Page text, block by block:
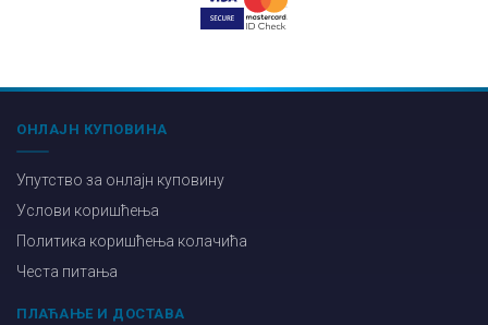
ОНЛАЈН КУПОВИНА
Упутство за онлајн куповину
Услови коришћења
Политика коришћења колачића
Честа питања
ПЛАЋАЊЕ И ДОСТАВА